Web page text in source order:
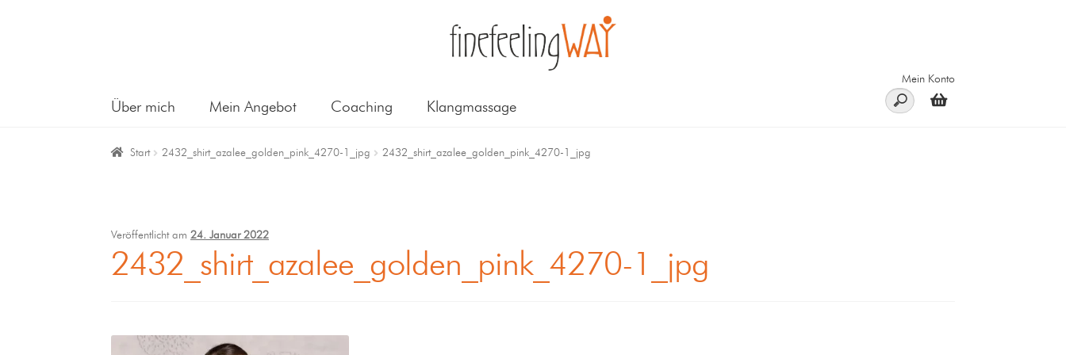
Über mich Mein Angebot Coaching Klangmassage
Mein Konto
Start 2432_shirt_azalee_golden_pink_4270-1_jpg 2432_shirt_azalee_golden_pink_4270-1_jpg
Veröffentlicht am24. Januar 2022
2432_shirt_azalee_golden_pink_4270-1_jpg